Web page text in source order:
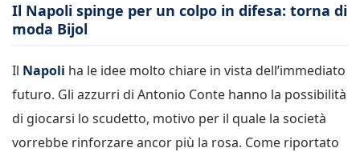
Il Napoli spinge per un colpo in difesa: torna di
moda Bijol
Il Napoli ha le idee molto chiare in vista dell’immediato
futuro. Gli azzurri di Antonio Conte hanno la possibilità
di giocarsi lo scudetto, motivo per il quale la società
vorrebbe rinforzare ancor più la rosa. Come riportato